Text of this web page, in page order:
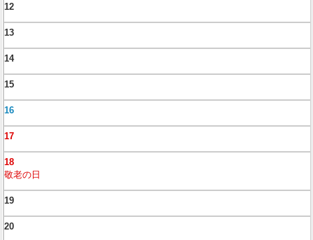
12
13
14
15
16
17
18
敬老の日
19
20